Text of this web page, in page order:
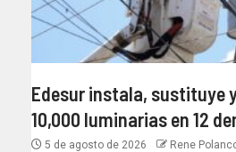
Edesur instala, sustituye
10,000 luminarias en 12
5 de agosto de 2026 Rene